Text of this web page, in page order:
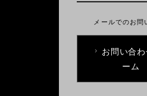
メールでのお問
お問い合
ーム